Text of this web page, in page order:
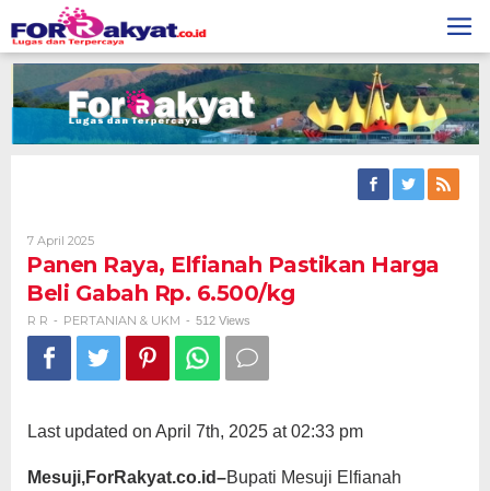
to
content
7 April 2025Oleh
R
Panen Raya, Elfianah Pastikan Harga
Beli Gabah Rp. 6.500/kg
R R - PERTANIAN & UKM - 512 Views
Last updated on April 7th, 2025 at 02:33 pm
Mesuji,ForRakyat.co.id–Bupati Mesuji Elfianah